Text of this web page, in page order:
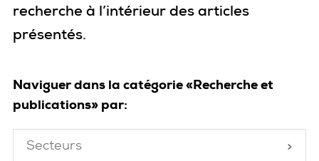
recherche à l’intérieur des articles
présentés.
Naviguer dans la catégorie «Recherche et
publications» par:
Secteurs
Fermé